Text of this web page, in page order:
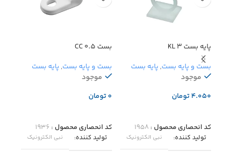
پایه بست KL 3
بست و پایه بست, پایه بست
موجود
تومان
کد انحصاری محصول : ۱۹۵۸
تولید کننده
نبی الکترونیک
بست CC 0.5
بست و پایه بست, پایه بست
موجود
تومان
کد انحصاری محصول : ۱۹۳۶
تولید کننده
نبی الکترونیک